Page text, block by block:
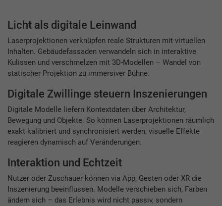
Licht als digitale Leinwand
Laserprojektionen verknüpfen reale Strukturen mit virtuellen
Inhalten. Gebäudefassaden verwandeln sich in interaktive
Kulissen und verschmelzen mit 3D-Modellen – Wandel von
statischer Projektion zu immersiver Bühne.
Digitale Zwillinge steuern Inszenierungen
Digitale Modelle liefern Kontextdaten über Architektur,
Bewegung und Objekte. So können Laserprojektionen räumlich
exakt kalibriert und synchronisiert werden; visuelle Effekte
reagieren dynamisch auf Veränderungen.
Interaktion und Echtzeit
Nutzer oder Zuschauer können via App, Gesten oder XR die
Inszenierung beeinflussen. Modelle verschieben sich, Farben
ändern sich – das Erlebnis wird nicht passiv, sondern